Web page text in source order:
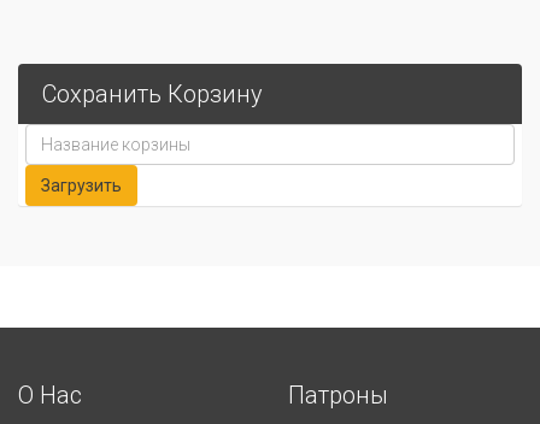
Сохранить Корзину
О Нас Патроны